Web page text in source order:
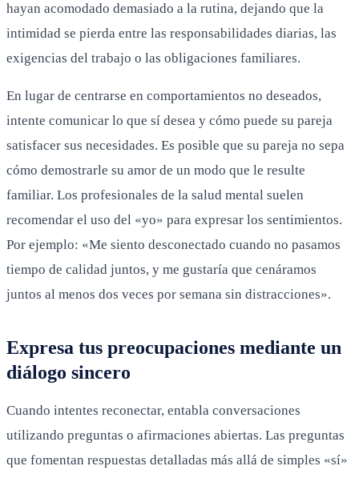
hayan acomodado demasiado a la rutina, dejando que la
intimidad se pierda entre las responsabilidades diarias, las
exigencias del trabajo o las obligaciones familiares.
En lugar de centrarse en comportamientos no deseados,
intente comunicar lo que sí desea y cómo puede su pareja
satisfacer sus necesidades. Es posible que su pareja no sepa
cómo demostrarle su amor de un modo que le resulte
familiar. Los profesionales de la salud mental suelen
recomendar el uso del «yo» para expresar los sentimientos.
Por ejemplo: «Me siento desconectado cuando no pasamos
tiempo de calidad juntos, y me gustaría que cenáramos
juntos al menos dos veces por semana sin distracciones».
Expresa tus preocupaciones mediante un
diálogo sincero
Cuando intentes reconectar, entabla conversaciones
utilizando preguntas o afirmaciones abiertas. Las preguntas
que fomentan respuestas detalladas más allá de simples «sí»